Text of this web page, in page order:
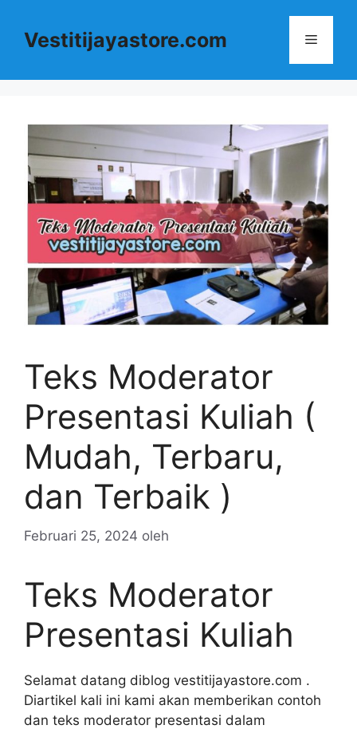
Vestitijayastore.com Menu
Teks Moderator
Presentasi Kuliah (
Mudah, Terbaru,
dan Terbaik )
Februari 25, 2024 oleh
Teks Moderator
Presentasi Kuliah
Selamat datang diblog vestitijayastore.com .
Diartikel kali ini kami akan memberikan contoh
dan teks moderator presentasi dalam